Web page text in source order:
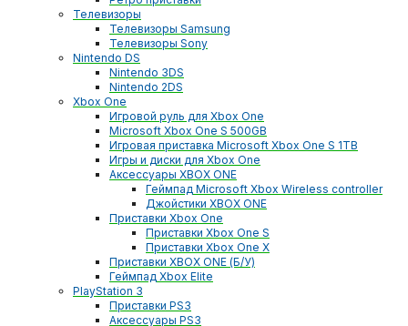
Телевизоры
Телевизоры Samsung
Телевизоры Sony
Nintendo DS
Nintendo 3DS
Nintendo 2DS
Xbox One
Игровой руль для Xbox One
Microsoft Xbox One S 500GB
Игровая приставка Microsoft Xbox One S 1TB
Игры и диски для Xbox One
Аксессуары XBOX ONE
Геймпад Microsoft Xbox Wireless controller
Джойстики XBOX ONE
Приставки Xbox One
Приставки Xbox One S
Приставки Xbox One X
Приставки XBOX ONE (Б/У)
Геймпад Xbox Elite
PlayStation 3
Приставки PS3
Аксессуары PS3